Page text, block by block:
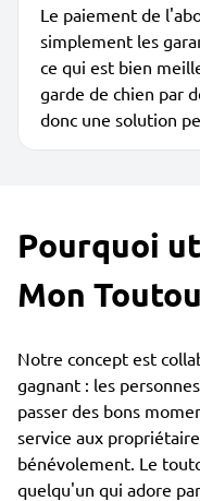
Le paiement de
simplement les
ce qui est bien
garde de chien par
donc une solution
Pourquoi
Mon
Notre concept est
gagnant : les
passer des bons
service aux
bénévolement. Le
quelqu'un qui adore